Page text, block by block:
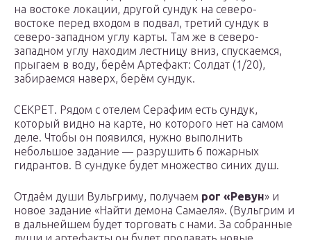
на востоке локации, другой сундук на северо-
востоке перед входом в подвал, третий сундук в
северо-западном углу карты. Там же в северо-
западном углу находим лестницу вниз, спускаемся,
прыгаем в воду, берём Артефакт: Солдат (1/20),
забираемся наверх, берём сундук.
СЕКРЕТ. Рядом с отелем Серафим есть сундук,
который видно на карте, но которого нет на самом
деле. Чтобы он появился, нужно выполнить
небольшое задание — разрушить 6 пожарных
гидрантов. В сундуке будет множество синих душ.
Отдаём души Вульгриму, получаем рог «Ревун» и
новое задание «Найти демона Самаеля». (Вульгрим и
в дальнейшем будет торговать с нами. За собранные